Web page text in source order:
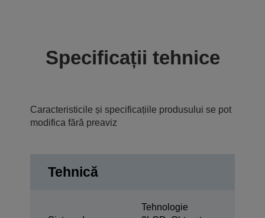
Specificații tehnice
Caracteristicile și specificațiile produsului se pot
modifica fără preaviz
Tehnică
Tehnologie